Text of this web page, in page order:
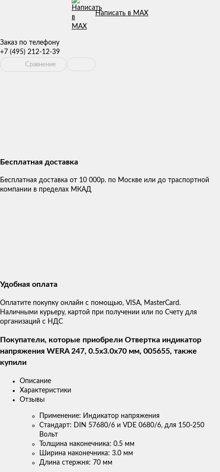
Написать в MAX
Заказ по телефону
+7 (495) 212-12-39
Сравнение
Бесплатная доставка
Бесплатная доставка от 10 000р. по Москве или до траспортной
компании в пределах МКАД
Удобная оплата
Оплатите покупку онлайн с помощью, VISA, MasterCard.
Наличными курьеру, картой при получении или по Счету для
организаций с НДС
Покупатели, которые приобрели Отвертка индикатор
напряжения WERA 247, 0.5x3.0x70 мм, 005655, также
купили
Описание
Характеристики
Отзывы
Применение: Индикатор напряжения
Стандарт: DIN 57680/6 и VDE 0680/6, для 150-250
Вольт
Толщина наконечника: 0.5 мм
Ширина наконечника: 3.0 мм
Длина стержня: 70 мм